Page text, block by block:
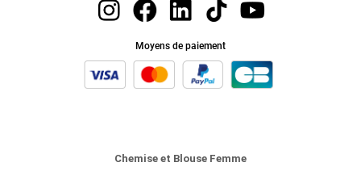
Chemise et Blouse Femme
Moyens de paiement